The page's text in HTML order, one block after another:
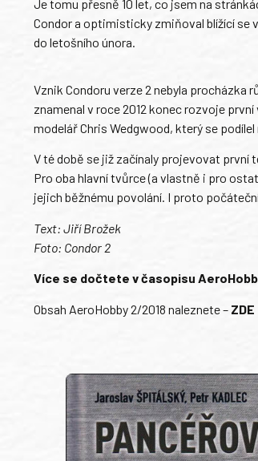
Je tomu přesně 10 let, co jsem na
Condor a optimisticky zmiňoval blížící se
do letošního února.
Vznik Condoru verze 2 nebyla procházka
znamenal v roce 2012 konec rozvoje
modelář Chris Wedgwood, který se
V té době se již začínaly projevovat
Pro oba hlavní tvůrce (a vlastně i pro
jejich běžnému povolání. I proto
Text: Jiří Brožek
Foto: Condor 2
Více se dočtete v časopisu
Obsah AeroHobby 2/2018 naleznete – ZDE